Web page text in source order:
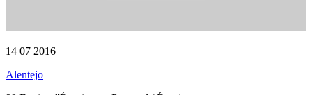
14 07 2016
Alentejo